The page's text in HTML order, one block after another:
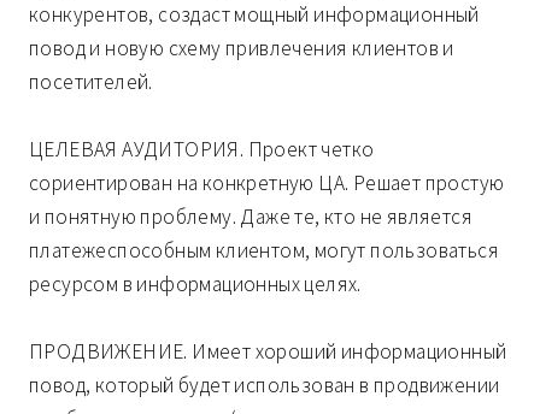
конкурентов, создаст мощный информационный
повод и новую схему привлечения клиентов и
посетителей.
ЦЕЛЕВАЯ АУДИТОРИЯ. Проект четко
сориентирован на конкретную ЦА. Решает простую
и понятную проблему. Даже те, кто не является
платежеспособным клиентом, могут пользоваться
ресурсом в информационных целях.
ПРОДВИЖЕНИЕ. Имеет хороший информационный
повод, который будет использован в продвижении